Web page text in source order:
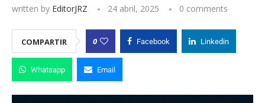
written by EditorJRZ 24 abril, 2025 0 comments
COMPARTIR 0 Facebook Linkedin
Whatsapp Email